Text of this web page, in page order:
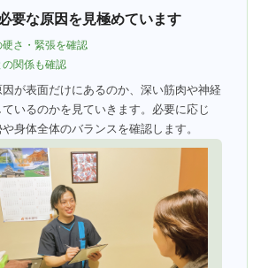
要な原因を見極めています
硬さ・緊張を確認
の関係も確認
が表面だけにあるのか、深い筋肉や神経
いるのかを見ていきます。必要に応じ
身体全体のバランスを確認します。